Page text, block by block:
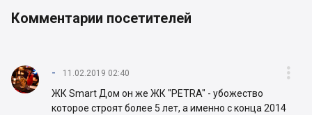
Комментарии посетителей
- 11.02.2019 02:40 
ЖК Smart Дом он же ЖК "PETRA" - убожество
которое строят более 5 лет, а именно с конца 2014